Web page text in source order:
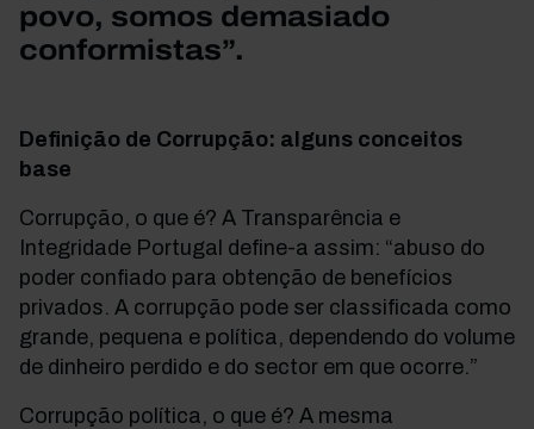
povo, somos demasiado
conformistas”.
Definição de Corrupção: alguns conceitos
base
Corrupção, o que é? A Transparência e
Integridade Portugal define-a assim: “abuso do
poder confiado para obtenção de benefícios
privados. A corrupção pode ser classificada como
grande, pequena e política, dependendo do volume
de dinheiro perdido e do sector em que ocorre.”
Corrupção política, o que é? A mesma